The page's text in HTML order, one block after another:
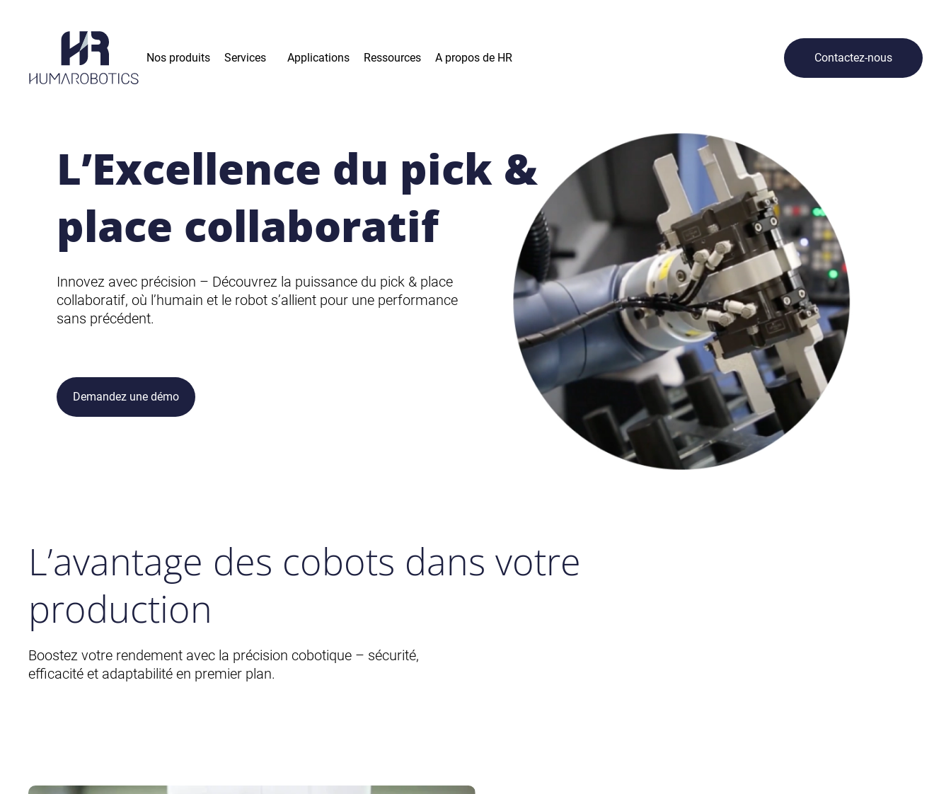
Skip to main content
Nos produits
Services Applications Ressources A propos de HR Contactez-nous
L’Excellence du pick &
place collaboratif
Innovez avec précision – Découvrez la puissance du pick & place
collaboratif, où l’humain et le robot s’allient pour une performance
sans précédent.
Demandez une démo
L’avantage des cobots dans votre
production
Boostez votre rendement avec la précision cobotique – sécurité,
efficacité et adaptabilité en premier plan.